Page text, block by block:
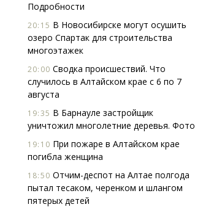
Подробности
20:15 В Новосибирске могут осушить
озеро Спартак для строительства
многоэтажек
20:00 Сводка происшествий. Что
случилось в Алтайском крае с 6 по 7
августа
19:35 В Барнауле застройщик
уничтожил многолетние деревья. Фото
19:10 При пожаре в Алтайском крае
погибла женщина
18:50 Отчим-деспот на Алтае полгода
пытал тесаком, черенком и шлангом
пятерых детей